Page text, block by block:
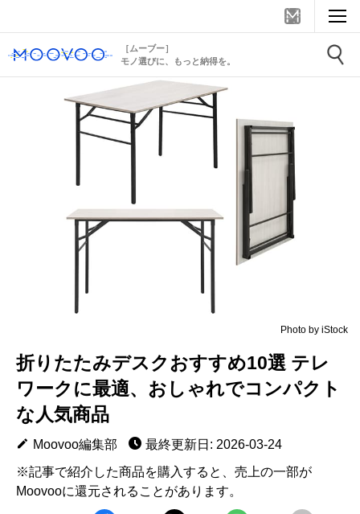
［ムーブー］
モノ選びに、もっと納得を。
Photo by iStock
折りたたみデスクおすすめ10選 テレ
ワークに最適、おしゃれでコンパクト
な人気商品
Moovoo編集部
最終更新日: 2026-03-24
※記事で紹介した商品を購入すると、売上の一部が
Moovooに還元されることがあります。